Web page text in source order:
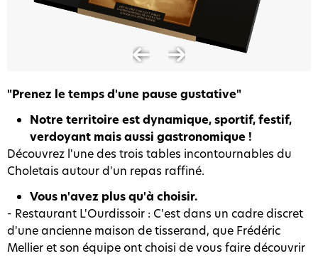
"Prenez le temps d'une pause gustative"
Notre territoire est dynamique, sportif, festif,
verdoyant mais aussi gastronomique !
Découvrez l'une des trois tables incontournables du
Choletais autour d'un repas raffiné.
Vous n'avez plus qu'à choisir.
- Restaurant L'Ourdissoir : C'est dans un cadre discret
d'une ancienne maison de tisserand, que Frédéric
Mellier et son équipe ont choisi de vous faire découvrir